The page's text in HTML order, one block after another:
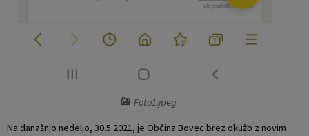
Foto1.jpeg
Na današnjo nedeljo, 30.5.2021, je Občina Bovec brez okužb z novim